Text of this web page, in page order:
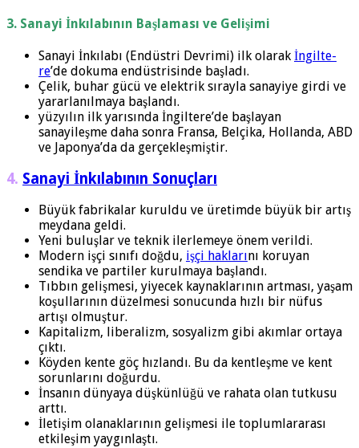
3. Sanayi İnkılabının Başlaması ve Gelişimi
Sanayi İnkılabı (Endüstri Devrimi) ilk olarak İngilte­
re’de dokuma endüstrisinde başladı.
Çelik, buhar gücü ve elektrik sırayla sanayiye girdi ve
yararlanılmaya başlandı.
yüzyılın ilk yarısında İngiltere’de başlayan
sanayileşme daha sonra Fransa, Belçika, Hollan­da, ABD
ve Japonya’da da gerçekleşmiştir.
4. Sanayi İnkılabının Sonuçları
Büyük fabrikalar kuruldu ve üretimde büyük bir ar­tış
meydana geldi.
Yeni buluşlar ve teknik ilerlemeye önem verildi.
Modern işçi sınıfı doğdu, işçi haklarını koruyan
sendika ve partiler kurulmaya başlandı.
Tıbbın gelişmesi, yiyecek kaynaklarının artması, yaşam
koşullarının düzelmesi sonucunda hızlı bir nüfus
artışı olmuştur.
Kapitalizm, liberalizm, sosyalizm gibi akımlar ortaya
çıktı.
Köyden kente göç hızlandı. Bu da kentleşme ve kent
sorunlarını doğurdu.
İnsanın dünyaya düşkünlüğü ve rahata olan tutku­su
arttı.
İletişim olanaklarının gelişmesi ile toplumlararası
etkileşim yaygınlaştı.